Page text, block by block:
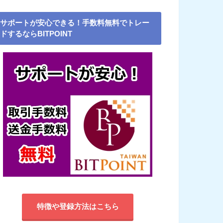
サポートが安心できる！手数料無料でトレー
ドするならBITPOINT
特徴や登録方法はこちら